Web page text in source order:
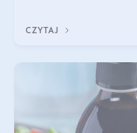
CZYTAJ